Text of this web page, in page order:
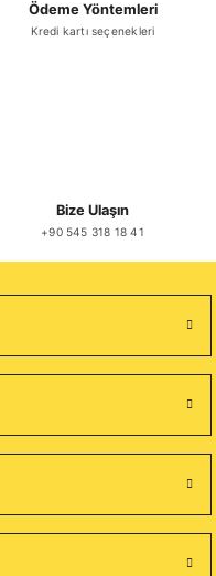
Ödeme Yöntemleri
Kredi kartı seçenekleri
Bize Ulaşın
+90 545 318 18 41